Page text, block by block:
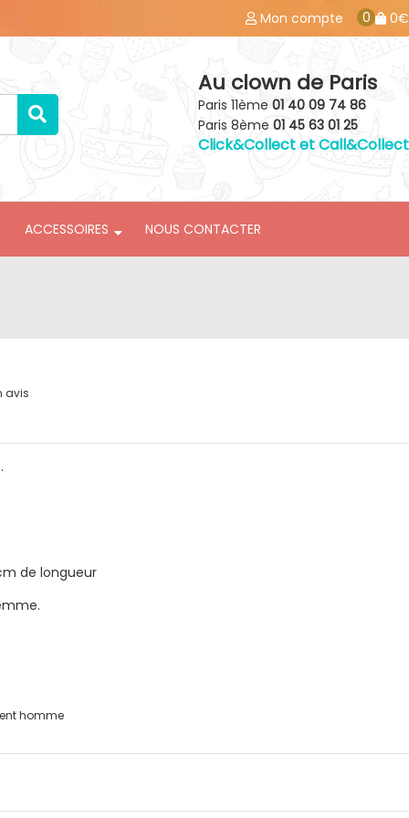
Mon compte 0 0€
Au clown de Paris
Paris 11ème 01 40 09 74 86
Paris 8ème 01 45 63 01 25
Click&Collect et Call&Collect
ACCESSOIRES NOUS CONTACTER
avis
de longueur
homme